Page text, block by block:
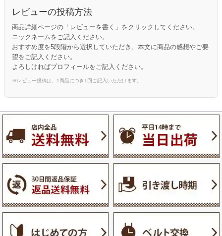
レビューの投稿方法
商品詳細ページの「レビューを書く」をクリックしてください。
ニックネームをご記入ください。
おすすめ度を5段階から選択していただき、本文に商品の感想やご要
望をご記入ください。
よろしければプロフィールをご記入ください。
※レビュー投稿は、1商品につき1回ご記入いただけます。